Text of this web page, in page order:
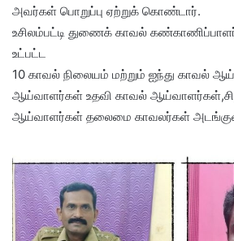
அவர்கள் பொறுப்பு ஏற்றுக் கொண்டார்.
உசிலம்பட்டி துணைக் காவல்
உட்பட்ட
10 காவல் நிலையம் மற்றும் ஐந்து காவல்
ஆய்வாளர்கள் உதவி காவல்
ஆய்வாளர்கள் தலைமை காவலர்கள்